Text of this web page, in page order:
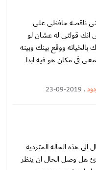
ناقصه حافظى على
قولتى له عشان لو
ووقع بينك وبينه
فى مكان هو فيه ابدا
.
23-09-2019
هذه الحاله المترديه
هل وصل الحال ان ينظر